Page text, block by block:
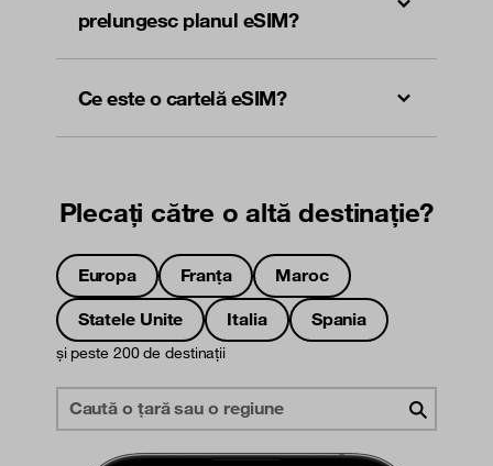
prelungesc planul eSIM?
Ce este o cartelă eSIM?
Plecați către o altă destinație?
Europa Franța
Maroc
Statele Unite
Italia Spania
și peste 200 de destinații